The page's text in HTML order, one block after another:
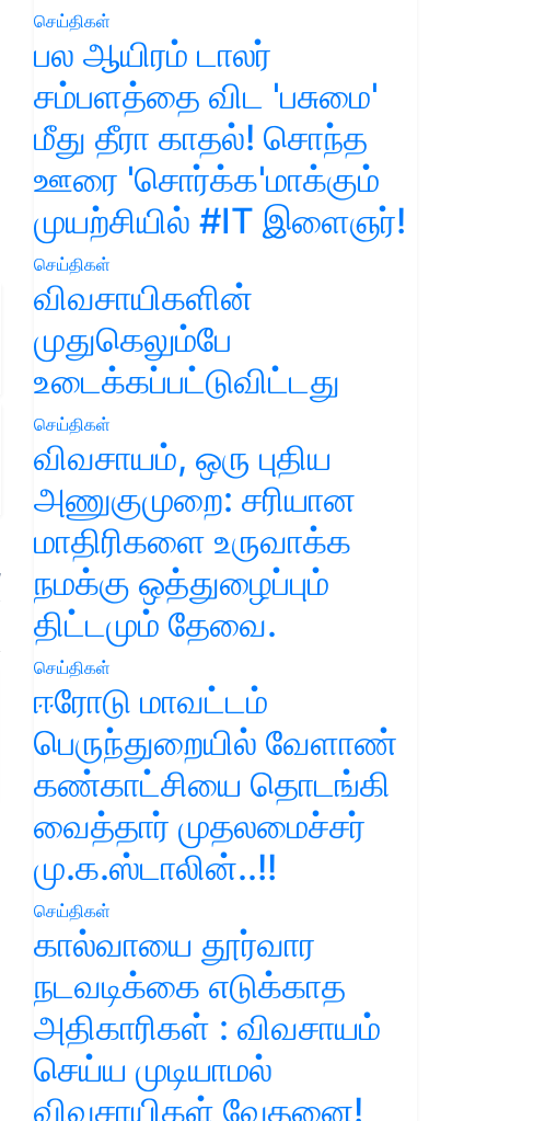
செய்திகள்
பல ஆயிரம் டாலர்
சம்பளத்தை விட 'பசுமை'
மீது தீரா காதல்! சொந்த
ஊரை 'சொர்க்க'மாக்கும்
முயற்சியில் #IT இளைஞர்!
செய்திகள்
விவசாயிகளின்
முதுகெலும்பே
உடைக்கப்பட்டுவிட்டது
செய்திகள்
விவசாயம், ஒரு புதிய
அணுகுமுறை: சரியான
மாதிரிகளை உருவாக்க
நமக்கு ஒத்துழைப்பும்
திட்டமும் தேவை.
செய்திகள்
ஈரோடு மாவட்டம்
பெருந்துறையில் வேளாண்
கண்காட்சியை தொடங்கி
வைத்தார் முதலமைச்சர்
மு.க.ஸ்டாலின்..!!
செய்திகள்
கால்வாயை தூர்வார
நடவடிக்கை எடுக்காத
அதிகாரிகள் : விவசாயம்
செய்ய முடியாமல்
விவசாயிகள் வேதனை!